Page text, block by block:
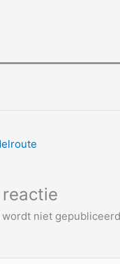
niet